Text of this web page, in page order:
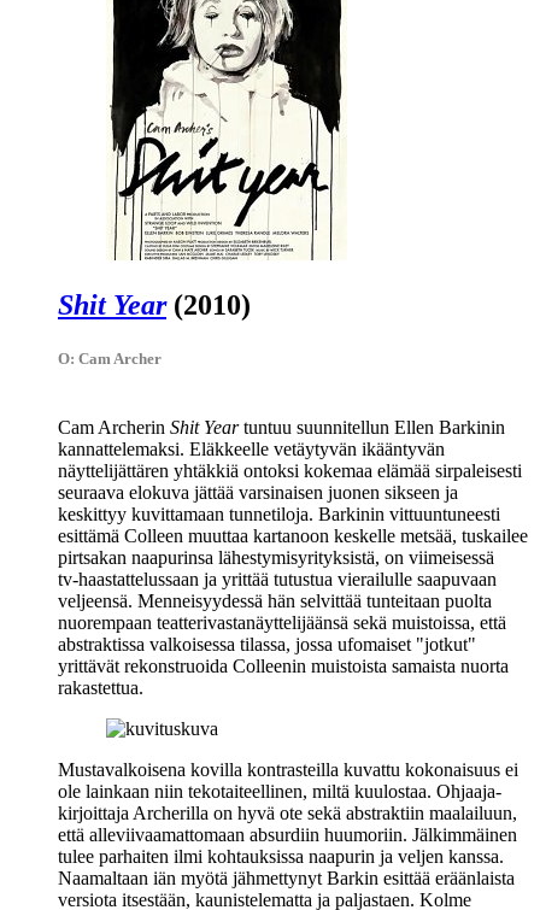
Shit Year(2010)
O: Cam Archer
Cam Archerin Shit Yeartuntuu suunnitellun Ellen Barkinin
kannattelemaksi. Eläkkeelle vetäytyvän ikääntyvän
näyttelijättären yhtäkkiä ontoksi kokemaa elämää sirpaleisesti
seuraava elokuva jättää varsinaisen juonen sikseen ja
keskittyy kuvittamaan tunnetiloja. Barkinin vittuuntuneesti
esittämä Colleen muuttaa kartanoon keskelle metsää, tuskailee
pirtsakan naapurinsa lähestymisyrityksistä, on viimeisessä
tv‑haastattelussaan ja yrittää tutustua vierailulle saapuvaan
veljeensä. Menneisyydessä hän selvittää tunteitaan puolta
nuorempaan teatterivastanäyttelijäänsä sekä muistoissa, että
abstraktissa valkoisessa tilassa, jossa ufomaiset "jotkut"
yrittävät rekonstruoida Colleenin muistoista samaista nuorta
rakastettua.
Mustavalkoisena kovilla kontrasteilla kuvattu kokonaisuus ei
ole lainkaan niin tekotaiteellinen, miltä kuulostaa. Ohjaaja-
kirjoittaja Archerilla on hyvä ote sekä abstraktiin maalailuun,
että alleviivaamattomaan absurdiin huumoriin. Jälkimmäinen
tulee parhaiten ilmi kohtauksissa naapurin ja veljen kanssa.
Naamaltaan iän myötä jähmettynyt Barkin esittää eräänlaista
versiota itsestään, kaunistelematta ja paljastaen. Kolme